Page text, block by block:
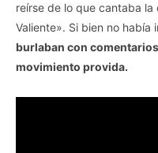
reírse de lo que cantaba
Valiente». Si bien no había
burlaban con
movimiento provida.